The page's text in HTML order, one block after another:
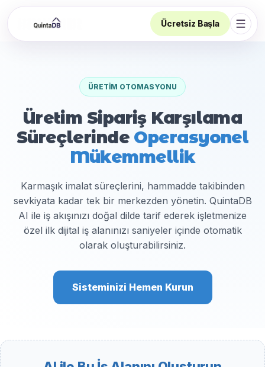
Ücretsiz Başla
ÜRETIM OTOMASYONU
Üretim Sipariş Karşılama
Süreçlerinde Operasyonel
Mükemmellik
Karmaşık imalat süreçlerini, hammadde takibinden
sevkiyata kadar tek bir merkezden yönetin. QuintaDB
AI ile iş akışınızı doğal dilde tarif ederek işletmenize
özel ilk dijital iş alanınızı saniyeler içinde otomatik
olarak oluşturabilirsiniz.
Sisteminizi Hemen Kurun